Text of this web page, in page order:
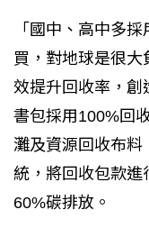
「國中、高中多
買，對地球是很
效提升回收率，創
書包採用100%回
灘及資源回收布料
統，將回收包款進
60%碳排放。